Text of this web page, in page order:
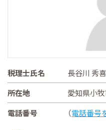
税理士氏名
長谷川 秀喜
所在地
愛知県小
電話番号
（電話番号